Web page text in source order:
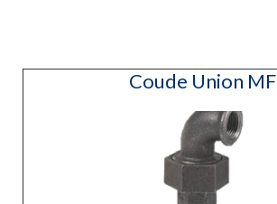
Coude Union MF